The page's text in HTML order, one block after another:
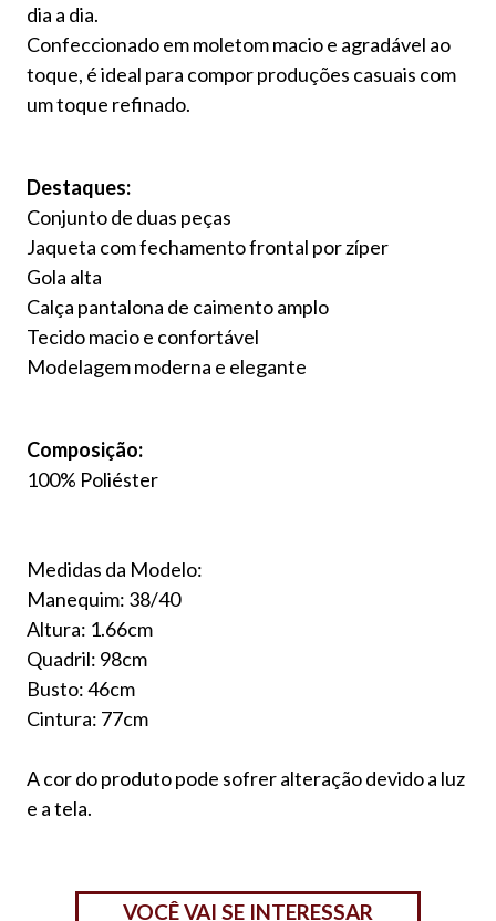
dia a dia.
Confeccionado em moletom macio e agradável ao
toque, é ideal para compor produções casuais com
um toque refinado.
Destaques:
Conjunto de duas peças
Jaqueta com fechamento frontal por zíper
Gola alta
Calça pantalona de caimento amplo
Tecido macio e confortável
Modelagem moderna e elegante
Composição:
100% Poliéster
Medidas da Modelo:
Manequim: 38/40
Altura: 1.66cm
Quadril: 98cm
Busto: 46cm
Cintura: 77cm
A cor do produto pode sofrer alteração devido a luz
e a tela.
VOCÊ VAI SE INTERESSAR